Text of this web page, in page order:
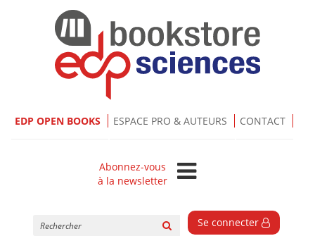
EDP OPEN BOOKS ESPACE PRO & AUTEURS CONTACT
Abonnez-vous
à la newsletter
Se connecter